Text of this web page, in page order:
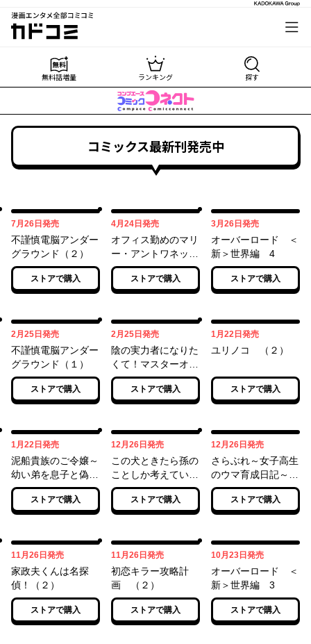
漫画エンタメ全部コミコミ
カドコミ
無料話増量 ランキング 探す
コミックス最新刊発売中
7月26日 07月26日
発売
不謹慎電脳アンダー
グラウンド（２）
ストアで購入
4月24日 04月24日
発売
オフィス勤めのマリ
ー・アントワネット
（２）
ストアで購入
3月26日 03月26日
発売
オーバーロード ＜
新＞世界編 4
ストアで購入
2月25日 02月25日
発売
不謹慎電脳アンダー
グラウンド（１）
ストアで購入
2月25日 02月25日
発売
陰の実力者になりた
くて！マスターオブ
ガーデン～七陰列伝
～（３）
ストアで購入
1月22日 01月22日
発売
ユリノコ （２）
ストアで購入
1月22日 01月22日
発売
泥船貴族のご令嬢～
幼い弟を息子と偽装
し、隣国でしぶとく
生き残る！～（3）
ストアで購入
12月26日 12月26日
発売
この犬ときたら孫の
ことしか考えていな
い～犬生魔王のやり
遺し～ (１)
ストアで購入
12月26日 12月26日
発売
さらぶれ～女子高生
のウマ育成日記～
（１）
ストアで購入
11月26日 11月26日
発売
家政夫くんは名探
偵！（２）
ストアで購入
11月26日 11月26日
発売
初恋キラー攻略計
画 （２）
ストアで購入
10月23日 10月23日
発売
オーバーロード ＜
新＞世界編 3
ストアで購入